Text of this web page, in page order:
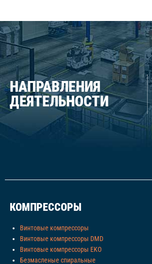
НАПРАВЛЕНИЯ
ДЕЯТЕЛЬНОСТИ
КОМПРЕССОРЫ
Винтовые компрессоры
Винтовые компрессоры DMD
Винтовые компрессоры EKO
Безмасленые спиральные